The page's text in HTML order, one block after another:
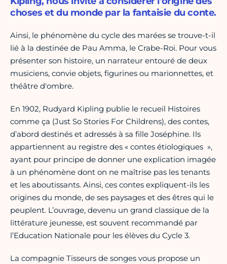
choses et du monde par la fantaisie du conte.
Ainsi, le phénomène du cycle des marées se trouve-t-il
lié à la destinée de Pau Amma, le Crabe-Roi. Pour vous
présenter son histoire, un narrateur entouré de deux
musiciens, convie objets, figurines ou marionnettes, et
théâtre d'ombre.
En 1902, Rudyard Kipling publie le recueil Histoires
comme ça (Just So Stories For Childrens), des contes,
d’abord destinés et adressés à sa fille Joséphine. Ils
appartiennent au registre des « contes étiologiques »,
ayant pour principe de donner une explication imagée
à un phénomène dont on ne maîtrise pas les tenants
et les aboutissants. Ainsi, ces contes expliquent-ils les
origines du monde, de ses paysages et des êtres qui le
peuplent. L’ouvrage, devenu un grand classique de la
littérature jeunesse, est souvent recommandé par
l’Education Nationale pour les élèves du Cycle 3.
La compagnie Tisseurs de songes vous propose un